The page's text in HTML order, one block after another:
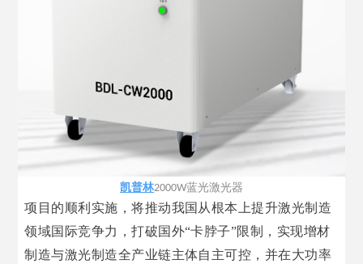
凯普林2000W蓝光激光器
项目的顺利实施，将推动我国从根本上提升激光制造
领域国际竞争力，打破国外“卡脖子”限制，实现增材
制造与激光制造全产业链主体自主可控，并在大功率